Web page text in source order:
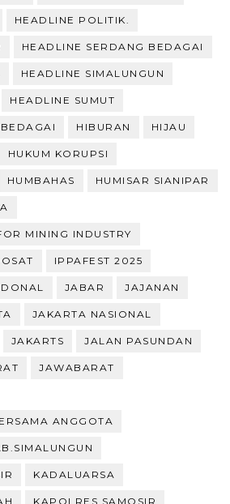
HEADLINE POLITIK.
HEADLINE SERDANG BEDAGAI
HEADLINE SIMALUNGUN
HEADLINE SUMUT
HIBURAN HIJAU
HUKUM KORUPSI
HUMBAHAS HUMISAR SIANIPAR
MINING INDUSTRY
IPPAFEST 2025
JABAR JAJANAN
JAKARTA NASIONAL
JAKARTS JALAN PASUNDAN
JAWABARAT
ANGGOTA
KADALUARSA
KAPOLRES SAMOSIR